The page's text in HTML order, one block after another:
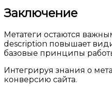
Заключение
Метатеги остаются
description повышает
базовые принципы
Интегрируя знания о
конверсию сайта.